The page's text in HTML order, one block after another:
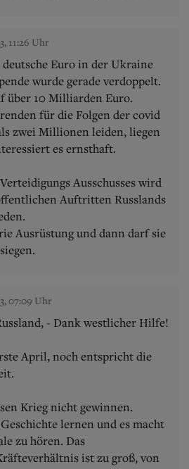
11:26 Uhr
Euro in der Ukraine
wurde gerade verdoppelt.
über 10 Milliarden Euro.
für die Folgen der covid
zwei Millionen leiden, liegen
es ernsthaft.
Ausschusses wird
Auftritten Russlands
Ausrüstung und dann darf sie
07:09 Uhr
- Dank westlicher Hilfe!
April, noch entspricht die
Krieg nicht gewinnen.
lernen und es macht
zu hören. Das
ist zu groß, von